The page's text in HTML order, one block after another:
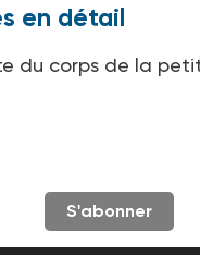
en détail
du corps de la
S'abonner